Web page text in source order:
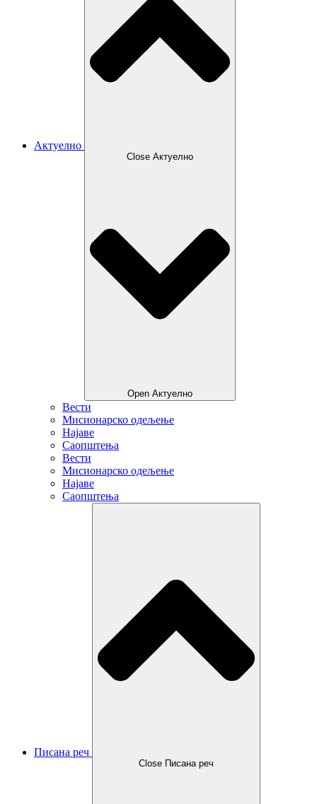
Актуелно
Close Актуелно
Open Актуелно
Вести
Мисионарско одељење
Најаве
Саопштења
Вести
Мисионарско одељење
Најаве
Саопштења
Писана реч
Close Писана реч